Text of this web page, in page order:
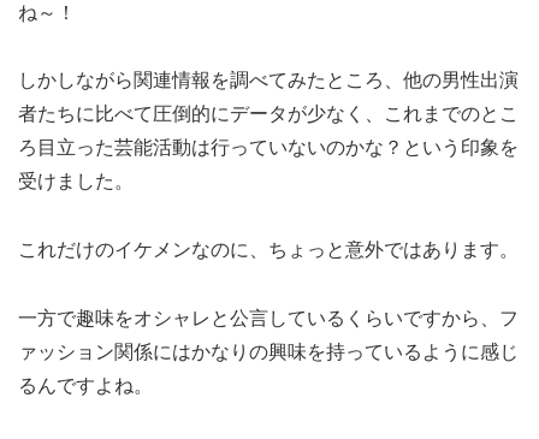
ね～！
しかしながら関連情報を調べてみたところ、他の男性出演
者たちに比べて圧倒的にデータが少なく、これまでのとこ
ろ目立った芸能活動は行っていないのかな？という印象を
受けました。
これだけのイケメンなのに、ちょっと意外ではあります。
一方で趣味をオシャレと公言しているくらいですから、フ
ァッション関係にはかなりの興味を持っているように感じ
るんですよね。